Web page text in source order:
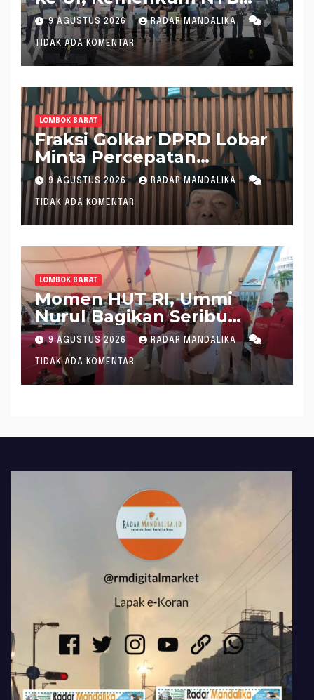
Hadirkan Layanan Hukum
di Pantai Ampenan
9 AGUSTUS 2026 RADAR MANDALIKA
TIDAK ADA KOMENTAR
LOMBOK BARAT
Fraksi Golkar DPRD Lobar
Minta Percepatan
Realisasi APBD 2026
9 AGUSTUS 2026 RADAR MANDALIKA
TIDAK ADA KOMENTAR
LOMBOK BARAT
Momen HUT RI, Ummi
Nurul Bagikan Seribu
Bendera RI ke Siswa
Hingga Tokoh
9 AGUSTUS 2026 RADAR MANDALIKA
TIDAK ADA KOMENTAR